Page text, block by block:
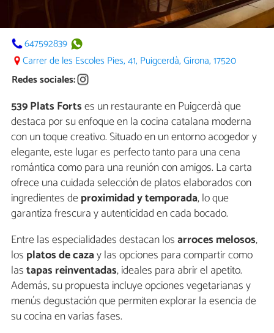
647592839
Carrer de les Escoles Pies, 41, Puigcerdà, Girona, 17520
Redes sociales:
539 Plats Fortses un restaurante en Puigcerdà que
destaca por su enfoque en la cocina catalana moderna
con un toque creativo. Situado en un entorno acogedor y
elegante, este lugar es perfecto tanto para una cena
romántica como para una reunión con amigos. La carta
ofrece una cuidada selección de platos elaborados con
ingredientes deproximidad y temporada, lo que
garantiza frescura y autenticidad en cada bocado.
Entre las especialidades destacan losarroces melosos,
los platos de cazay las opciones para compartir como
lastapas reinventadas, ideales para abrir el apetito.
Además, su propuesta incluye opciones vegetarianas y
menús degustación que permiten explorar la esencia de
su cocina en varias fases.